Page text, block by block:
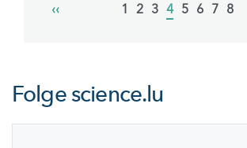
Previous
‹‹ Page
1 Page
2 Page
3 Current
4 Page
5 Page
6 Page
7 Page
8
Folgescience.lu